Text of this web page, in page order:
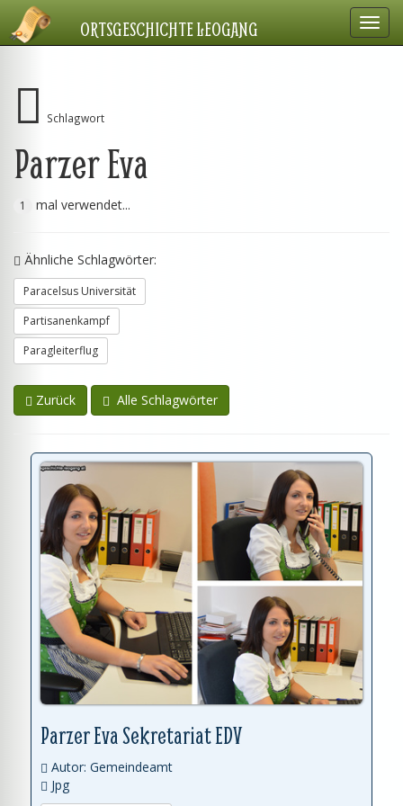
ORTSGESCHICHTE LEOGANG
Schlagwort
Parzer Eva
1 mal verwendet...
Ähnliche Schlagwörter:
Paracelsus Universität
Partisanenkampf
Paragleiterflug
Zurück Alle Schlagwörter
Parzer Eva Sekretariat EDV
Autor: Gemeindeamt
Jpg